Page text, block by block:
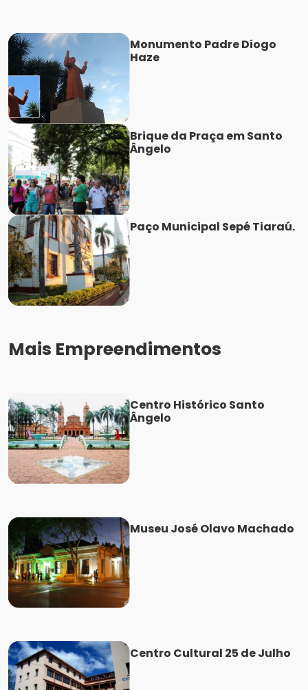
Monumento Padre Diogo
Haze
Brique da Praça em Santo
Ângelo
Paço Municipal Sepé Tiaraú.
Mais Empreendimentos
Centro Histórico Santo
Ângelo
Museu José Olavo Machado
Centro Cultural 25 de Julho